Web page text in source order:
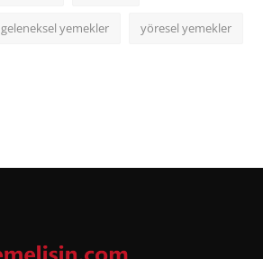
geleneksel yemekler yöresel yemekler